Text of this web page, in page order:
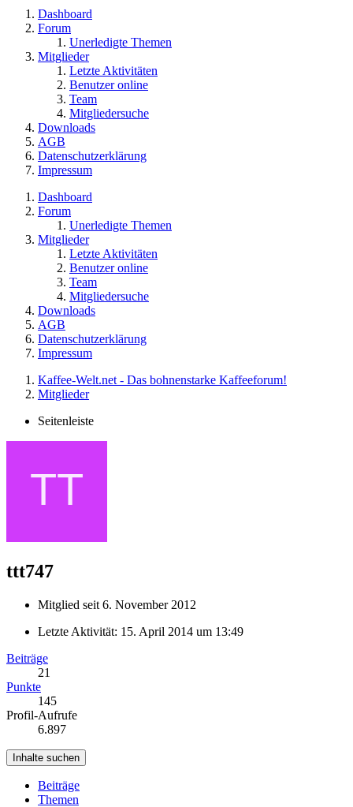
Dashboard
Forum
Unerledigte Themen
Mitglieder
Letzte Aktivitäten
Benutzer online
Team
Mitgliedersuche
Downloads
AGB
Datenschutzerklärung
Impressum
Dashboard
Forum
Unerledigte Themen
Mitglieder
Letzte Aktivitäten
Benutzer online
Team
Mitgliedersuche
Downloads
AGB
Datenschutzerklärung
Impressum
Kaffee-Welt.net - Das bohnenstarke Kaffeeforum!
Mitglieder
Seitenleiste
ttt747
Mitglied seit 6. November 2012
Letzte Aktivität: 15. April 2014 um 13:49
Beiträge
21
Punkte
145
Profil-Aufrufe
6.897
Inhalte suchen
Beiträge
Themen